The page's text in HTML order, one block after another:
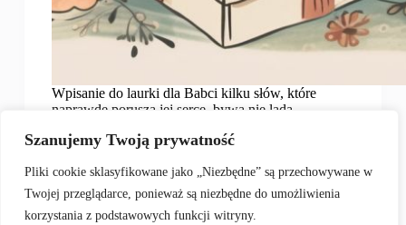
Szanujemy Twoją prywatność
Pliki cookie sklasyfikowane jako „Niezbędne” są przechowywane w
Twojej przeglądarce, ponieważ są niezbędne do umożliwienia
korzystania z podstawowych funkcji witryny.
Wpisanie do laurki dla Babci kilku słów, które
naprawdę poruszą jej serce, bywa nie lada
były szczere, osobiste i idealnie oddawały naszą
jak dobrać nie tylko…
Joanna Niedźwiedzka
2026-01-09